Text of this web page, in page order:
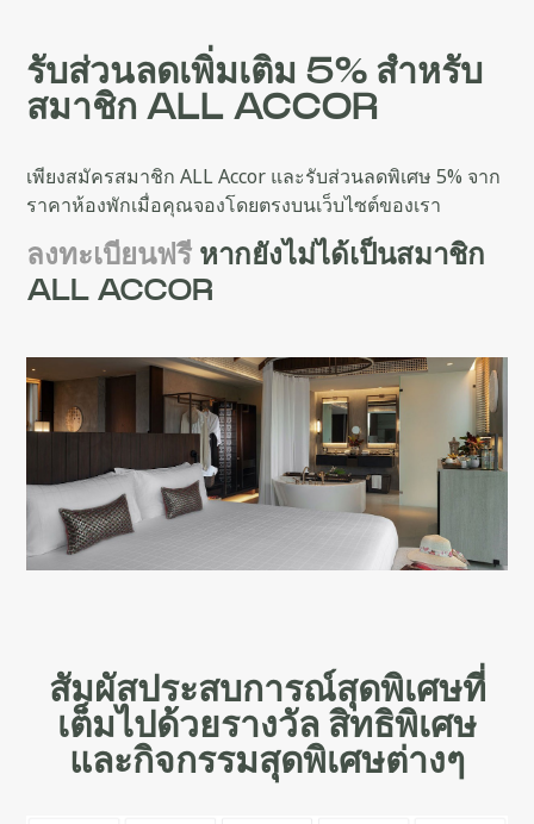
รับส่วนลดเพิ่มเติม 5% สำหรับ
สมาชิก ALL ACCOR
เพียงสมัครสมาชิก ALL Accor และรับส่วนลดพิเศษ 5% จาก
ราคาห้องพักเมื่อคุณจองโดยตรงบนเว็บไซต์ของเรา
ลงทะเบียนฟรี หากยังไม่ได้เป็นสมาชิก
ALL ACCOR
สัมผัสประสบการณ์สุดพิเศษที่
เต็มไปด้วยรางวัล สิทธิพิเศษ
และกิจกรรมสุดพิเศษต่างๆ